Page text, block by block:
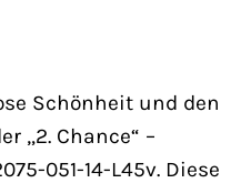
Schönheit und den
„2. Chance“ –
051-14-L45v. Diese